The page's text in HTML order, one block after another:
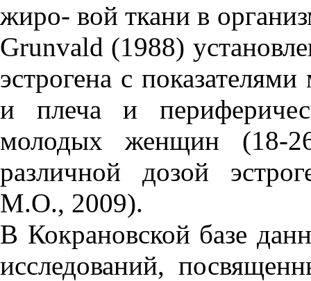
жиро- вой ткани в
Grunvald (1988)
эстрогена с
и плеча и
молодых женщин (18-
различной дозой
М.О., 2009).
В Кокрановской базе
исследований,